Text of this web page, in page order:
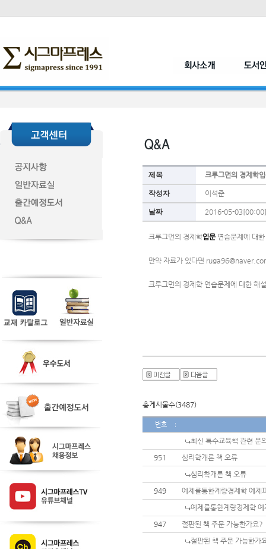
제목 크루그먼의 경제학
작성자 이석준
날짜 2016-05-03[00:00]
크루그먼의 경제학입문 연습문제에 대
만약 자료가 있다면
크루그먼의 경제학 연습문제에 대한 해
총게시물수(3487)
번호
최신 특수교육책 관련 문
951
심리학개론 책 오류
심리학개론 책 오류
949
예제를통한계량경제학 예제
예제를통한계량경제학 예
947
절판된 책 주문 가능한가요?
절판된 책 주문 가능한가